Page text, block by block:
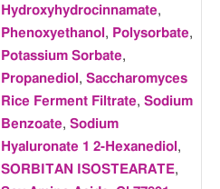
Hydroxyhydrocinnamate,
Phenoxyethanol , Polysorbate,
Potassium Sorbate,
Propanediol , Saccharomyces
Rice Ferment Filtrate, Sodium
Benzoate, Sodium
Hyaluronate 1 2-Hexanediol ,
SORBITAN ISOSTEARATE,